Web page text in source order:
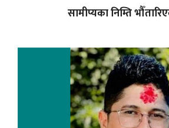
सामीप्यका निम्ति